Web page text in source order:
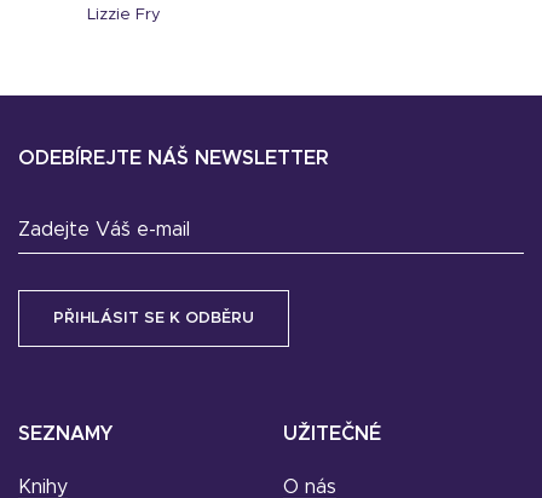
Lizzie Fry
SEZNAMY
Knihy
UŽITEČNÉ
O nás
ODEBÍREJTE NÁŠ NEWSLETTER
Zadejte Váš e-mail